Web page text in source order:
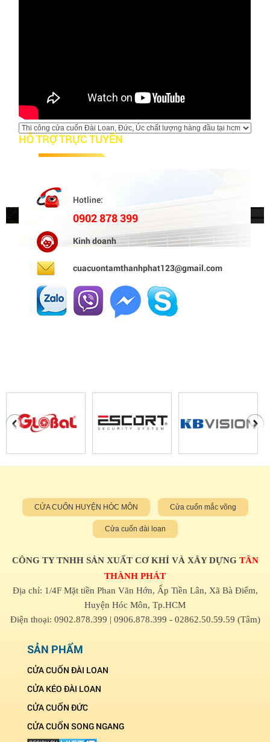
HỖ TRỢ TRỰC TUYẾN
Hotline:
0902 878 399
Kinh doanh
cuacuontamthanhphat123@gmail.com
CỬA CUỐN HUYỆN HÓC MÔN Cửa cuốn mắc võng
Cửa cuốn đài loan
CÔNG TY TNHH SẢN XUẤT CƠ KHÍ VÀ XÂY DỰNG TÂN
THÀNH PHÁT
Địa chỉ: 1/4F Mặt tiền Phan Văn Hớn, Ấp Tiền Lân, Xã Bà Điểm,
Huyện Hóc Môn, Tp.HCM
Điện thoại: 0902.878.399 | 0906.878.399 - 02862.50.59.59 (Tâm)
SẢN PHẨM
CỬA CUỐN ĐÀI LOAN
CỬA KÉO ĐÀI LOAN
CỬA CUỐN ĐỨC
CỬA CUỐN SONG NGANG